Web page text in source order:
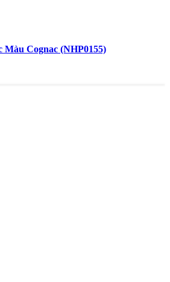
Màu Cognac (NHP0155)